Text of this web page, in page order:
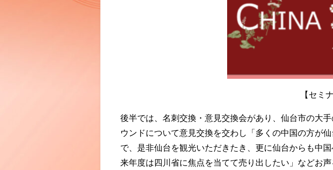
【セミ
後半では、名刺交換・意見交換会があり、仙台市の大
ウンドについて意見交換を交わし「多くの中国の方が
で、是非仙台を観光いただきたき、更に仙台からも中
来年度は四川省に焦点を当てて売り出したい」などお声